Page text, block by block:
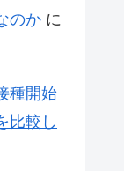
のか に
種開始
比較し